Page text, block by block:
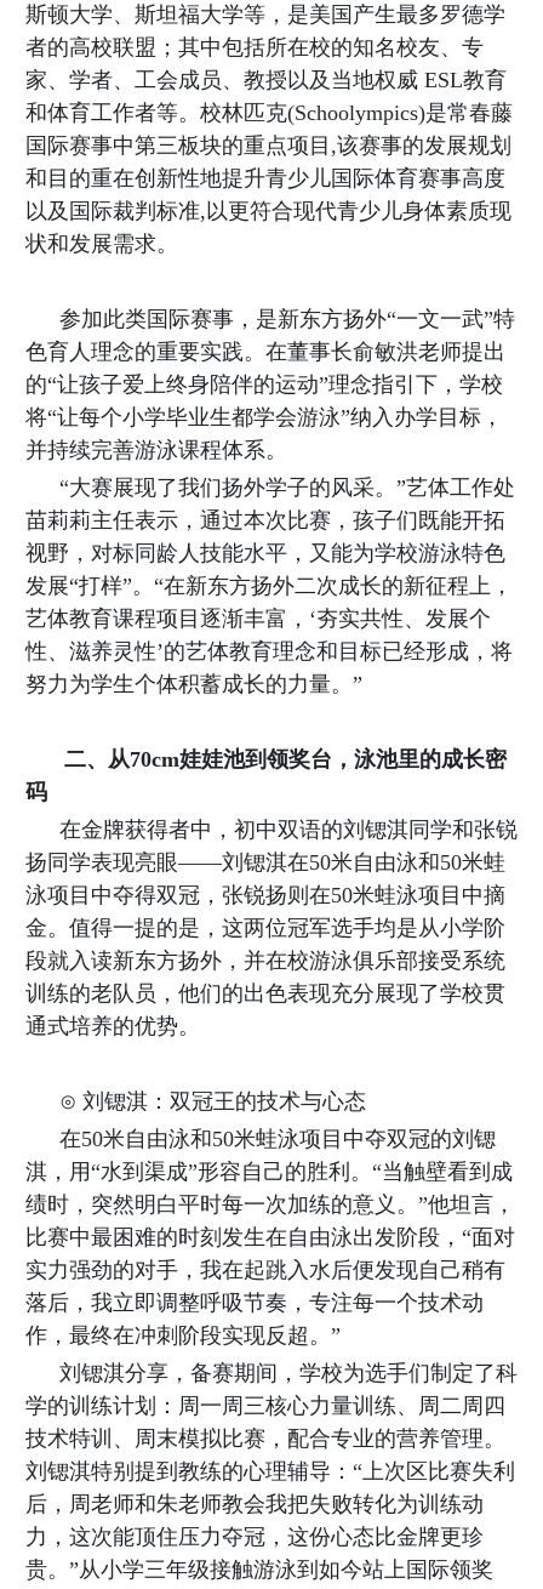
招
生
招
聘
校
友
汇
Sub Main
满
天
星
幼
儿
园
小
学
双
语
英
特
初
中
双
语
特
普
通
中
国际高中
斯顿大学、斯坦福大学等，是美国产生最多罗德学
者的高校联盟；其中包括所在校的知名校友、专
家、学者、工会成员、教授以及当地权威 ESL教育
和体育工作者等。 校林匹克(Schoolympics)是常春藤
国际赛事中第三板块的重点项目,该赛事的发展规划
和目的重在创新性地提升青少儿国际体育赛事高度
以及国际裁判标准,以更符合现代青少儿身体素质现
状和发展需求。
参加此类国际赛事，是新东方扬外“一文一武”特
色育人理念的重要实践。在董事长俞敏洪老师提出
的“让孩子爱上终身陪伴的运动”理念指引下，学校
将“让每个小学毕业生都学会游泳”纳入办学目标，
并持续完善游泳课程体系。
“大赛展现了我们扬外学子的风采。”艺体工作处
苗莉莉主任表示，通过本次比赛，孩子们既能开拓
视野，对标同龄人技能水平，又能为学校游泳特色
发展“打样”。 “在新东方扬外二次成长的新征程上，
艺体教育课程项目逐渐丰富，‘夯实共性、发展个
性、滋养灵性’的艺体教育理念和目标已经形成，将
努力为学生个体积蓄成长的力量。”
二、从70cm娃娃池到领奖台，泳池里的成长密
码
在金牌获得者中，初中双语的刘锶淇同学和张锐
扬同学表现亮眼——刘锶淇在50米自由泳和50米蛙
泳项目中夺得双冠，张锐扬则在50米蛙泳项目中摘
金。值得一提的是，这两位冠军选手均是从小学阶
段就入读新东方扬外，并在校游泳俱乐部接受系统
训练的老队员，他们的出色表现充分展现了学校贯
通式培养的优势。
⊙ 刘锶淇：双冠王的技术与心态
在50米自由泳和50米蛙泳项目中夺双冠的刘锶
淇，用“水到渠成”形容自己的胜利。“当触壁看到成
绩时，突然明白平时每一次加练的意义。”他坦言，
比赛中最困难的时刻发生在自由泳出发阶段，“面对
实力强劲的对手，我在起跳入水后便发现自己稍有
落后，我立即调整呼吸节奏，专注每一个技术动
作，最终在冲刺阶段实现反超。”
刘锶淇分享，备赛期间，学校为选手们制定了科
学的训练计划：周一周三核心力量训练、周二周四
技术特训、周末模拟比赛，配合专业的营养管理。
刘锶淇特别提到教练的心理辅导：“上次区比赛失利
后，周老师和朱老师教会我把失败转化为训练动
力，这次能顶住压力夺冠，这份心态比金牌更珍
贵。”从小学三年级接触游泳到如今站上国际领奖